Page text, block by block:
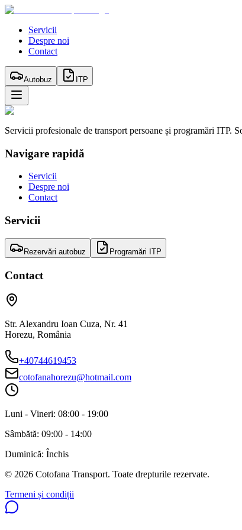
Servicii
Despre noi
Contact
Autobuz ITP
Servicii profesionale de transport persoane și programări ITP.
Navigare rapidă
Servicii
Despre noi
Contact
Servicii
Rezervări autobuz Programări ITP
Contact
Str. Alexandru Ioan Cuza, Nr. 41
Horezu, România
+40744619453
cotofanahorezu@hotmail.com
Luni - Vineri: 08:00 - 19:00
Sâmbătă: 09:00 - 14:00
Duminică: Închis
© 2026 Cotofana Transport. Toate drepturile rezervate.
Termeni și condiții